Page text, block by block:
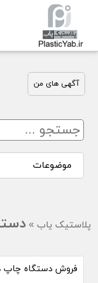
آگهی های من
موضوعات
پلاستیک یاب »
فروش دستگاه چاپ